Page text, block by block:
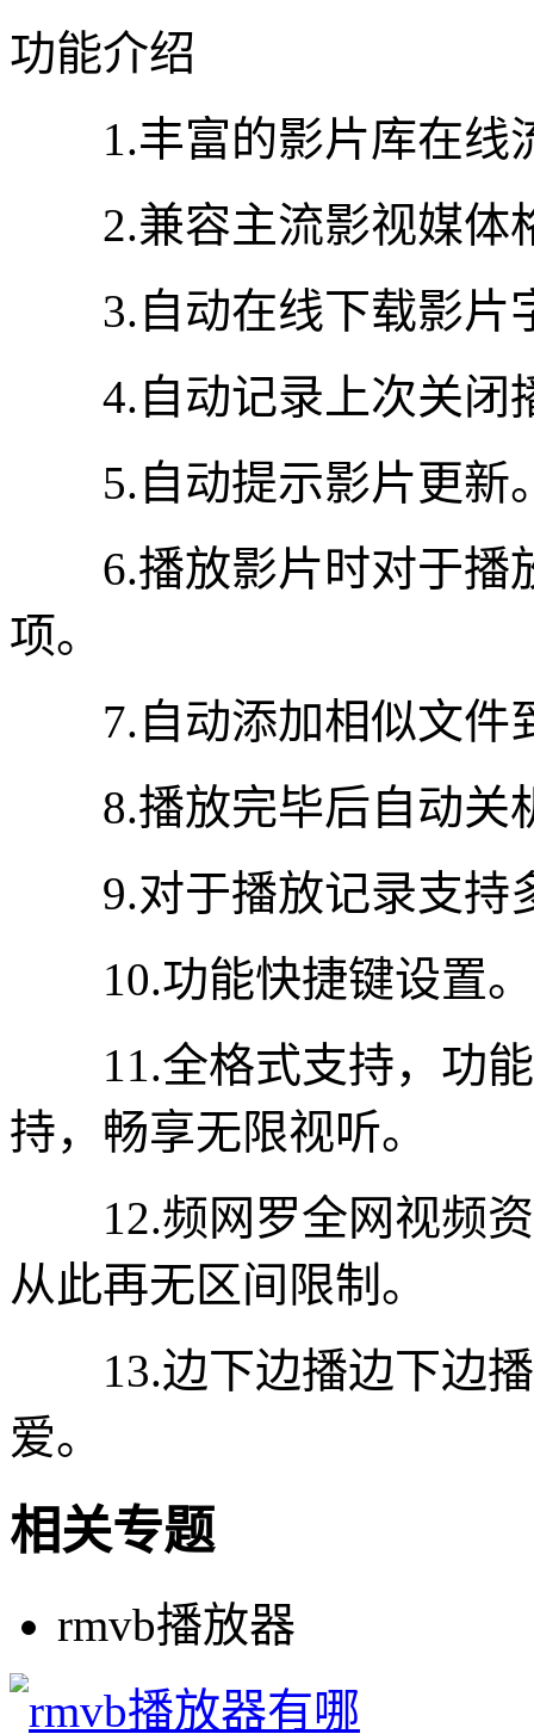
功能介绍
1.丰富的影片库在线
2.兼容主流影视媒体
3.自动在线下载影片
4.自动记录上次关闭
5.自动提示影片更新
6.播放影片时对于播
项。
7.自动添加相似文件
8.播放完毕后自动关
9.对于播放记录支持
10.功能快捷键设置。
11.全格式支持，功能
持，畅享无限视听。
12.频网罗全网视频资
从此再无区间限制。
13.边下边播边下边播
爱。
相关专题
rmvb播放器